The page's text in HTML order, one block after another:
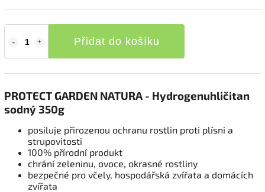
Přidat do košíku
PROTECT GARDEN NATURA - Hydrogenuhličitan
sodný 350g
posiluje přirozenou ochranu rostlin proti plísni a
strupovitosti
100% přírodní produkt
chrání zeleninu, ovoce, okrasné rostliny
bezpečné pro včely, hospodářská zvířata a domácích
zvířata